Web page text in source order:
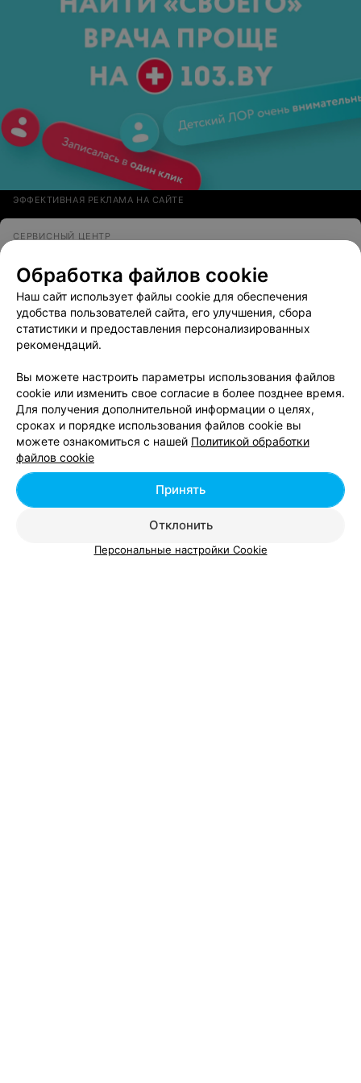
ЭФФЕКТИВНАЯ РЕКЛАМА НА САЙТЕ
СЕРВИСНЫЙ ЦЕНТР
Минск, пер. Калинина, 16 Выходной
ПРИЕМНЫЙ ПУНКТ
Prestigio
Минск, ул. Толбухина, 2 Выходной
Все адреса
Вам будет интересно
Обработка файлов cookie
Наш сайт использует файлы cookie для обеспечения
удобства пользователей сайта, его улучшения, сбора
статистики и предоставления персонализированных
рекомендаций.
Вы можете настроить параметры использования файлов
cookie или изменить свое согласие в более позднее время.
Для получения дополнительной информации о целях,
сроках и порядке использования файлов cookie вы
можете ознакомиться с нашей Политикой обработки
файлов cookie
Отклонить
Принять
Персональные настройки Cookie